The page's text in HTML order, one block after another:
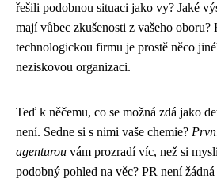
řešili podobnou situaci jako vy? Jaké
mají vůbec zkušenosti z vašeho
technologickou firmu je prostě něco
neziskovou organizaci.
Teď k něčemu, co se možná zdá jako
není. Sedne si s nimi vaše chemie?
agenturou vám prozradí víc, než si
podobný pohled na věc? PR není